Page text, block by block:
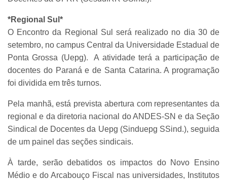
*Regional Sul*
O Encontro da Regional Sul será realizado no dia 30 de
setembro, no campus Central da Universidade Estadual de
Ponta Grossa (Uepg). A atividade terá a participação de
docentes do Paraná e de Santa Catarina. A programação
foi dividida em três turnos.
Pela manhã, está prevista abertura com representantes da
regional e da diretoria nacional do ANDES-SN e da Seção
Sindical de Docentes da Uepg (Sinduepg SSind.), seguida
de um painel das seções sindicais.
À tarde, serão debatidos os impactos do Novo Ensino
Médio e do Arcabouço Fiscal nas universidades, Institutos